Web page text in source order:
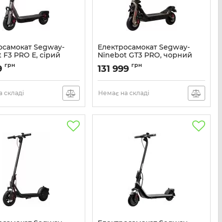
Segway-
PRO E, сірий
грн
складі
Електросамокат Segway-
Ninebot GT3 PRO, чорний
Артикул: AA.06.02.02.0004
131 999 грн
Немає на складі